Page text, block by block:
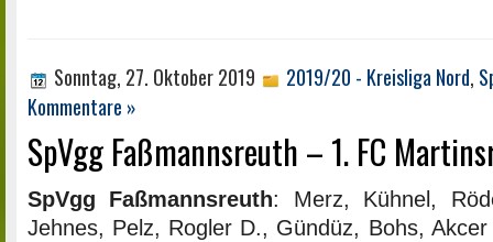
Sonntag, 27. Oktober 2019 2019/20 - Kreisliga Nord,
Kommentare »
SpVgg Faßmannsreuth – 1. FC
SpVgg Faßmannsreuth: Merz, Kühnel,
Jehnes, Pelz, Rogler D., Gündüz, Bohs,